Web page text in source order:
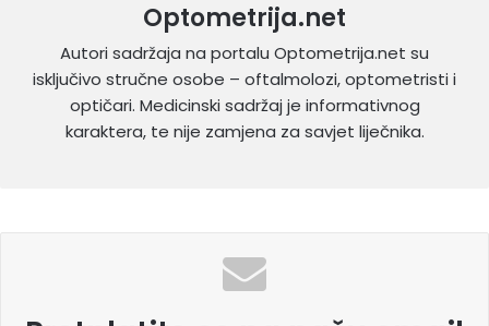
Optometrija.net
Autori sadržaja na portalu Optometrija.net su
isključivo stručne osobe – oftalmolozi, optometristi i
optičari. Medicinski sadržaj je informativnog
karaktera, te nije zamjena za savjet liječnika.